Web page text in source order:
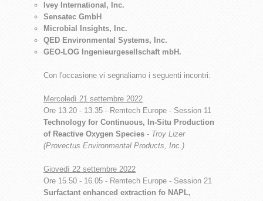
Ivey International, Inc.
Sensatec GmbH
Microbial Insights, Inc.
QED Environmental Systems, Inc.
GEO-LOG Ingenieurgesellschaft mbH.
Con l'occasione vi segnaliamo i seguenti incontri:
Mercoledì 21 settembre 2022
Ore 13.20 - 13.35 - Remtech Europe - Session 11
Technology for Continuous, In-Situ Production
of Reactive Oxygen Species - Troy Lizer
(Provectus Environmental Products, Inc.)
Giovedì 22 settembre 2022
Ore 15.50 - 16.05 - Remtech Europe - Session 21
Surfactant enhanced extraction fo NAPL,